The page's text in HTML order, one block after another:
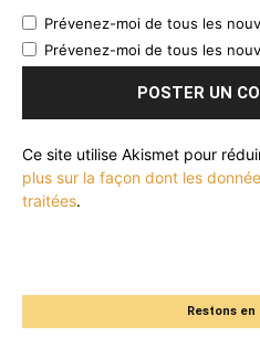
Prévenez-moi de tous les
Prévenez-moi de tous les
Ce site utilise Akismet pour
plus sur la façon dont les
traitées.
Restons